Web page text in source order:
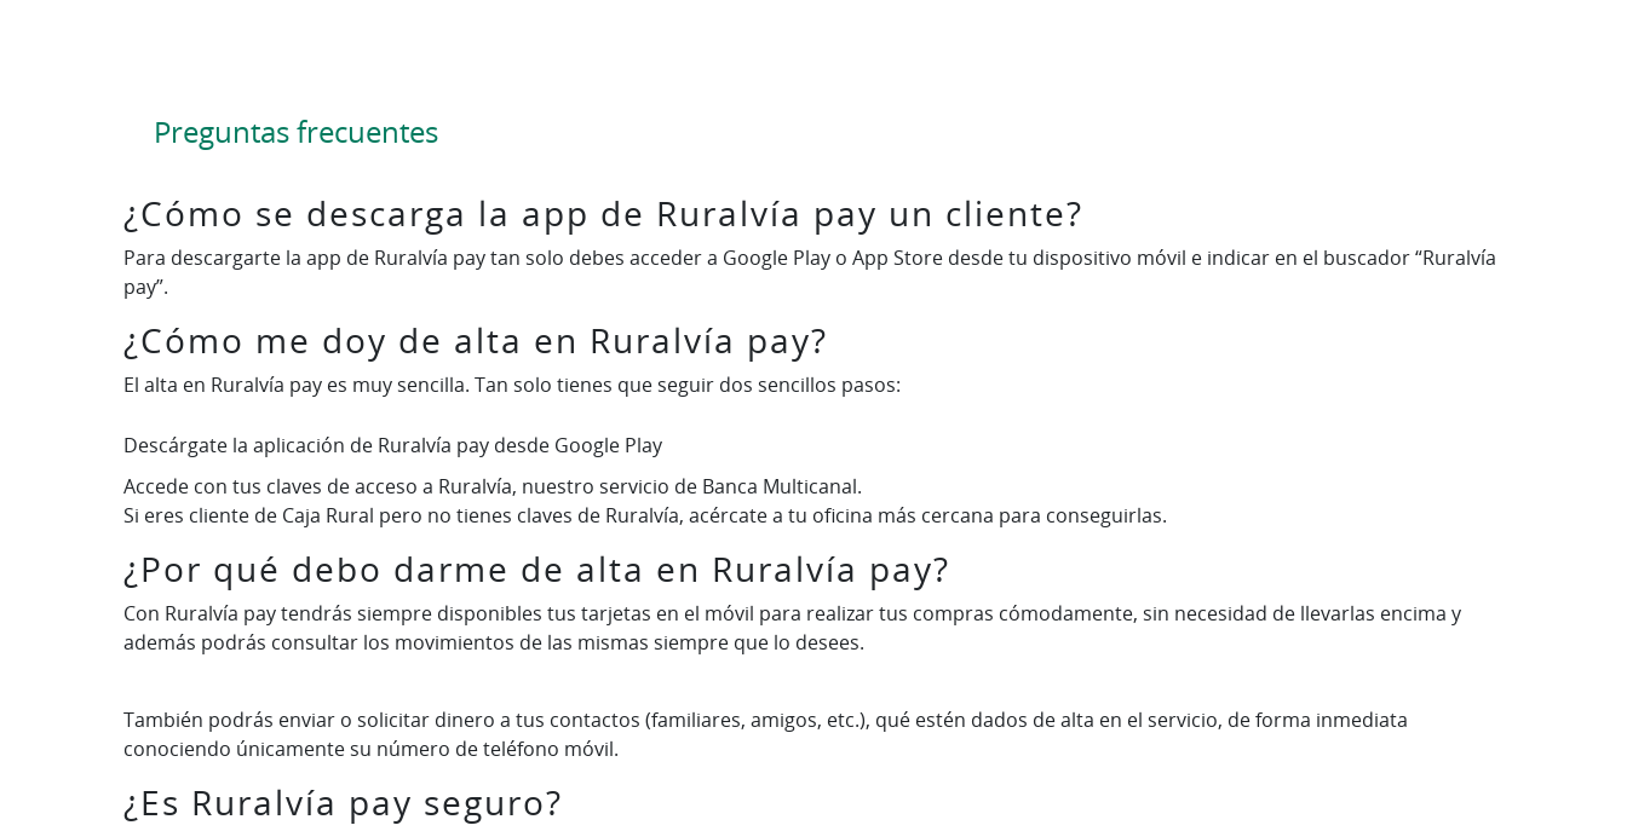
Preguntas frecuentes
¿Cómo se descarga la app de Ruralvía pay un cliente?
Para descargarte la app de Ruralvía pay tan solo debes acceder a Google Play o App Store desde tu dispositivo móvil e indicar en el buscador “Ruralvía
pay”.
¿Cómo me doy de alta en Ruralvía pay?
El alta en Ruralvía pay es muy sencilla. Tan solo tienes que seguir dos sencillos pasos:
Descárgate la aplicación de Ruralvía pay desde Google Play
Accede con tus claves de acceso a Ruralvía, nuestro servicio de Banca Multicanal.
Si eres cliente de Caja Rural pero no tienes claves de Ruralvía, acércate a tu oficina más cercana para conseguirlas.
¿Por qué debo darme de alta en Ruralvía pay?
Con Ruralvía pay tendrás siempre disponibles tus tarjetas en el móvil para realizar tus compras cómodamente, sin necesidad de llevarlas encima y
además podrás consultar los movimientos de las mismas siempre que lo desees.
También podrás enviar o solicitar dinero a tus contactos (familiares, amigos, etc.), qué estén dados de alta en el servicio, de forma inmediata
conociendo únicamente su número de teléfono móvil.
¿Es Ruralvía pay seguro?